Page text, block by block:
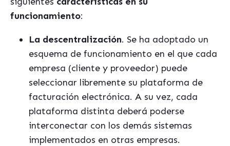
funcionamiento:
La descentralización. Se ha adoptado un
esquema de funcionamiento en el que cada
empresa (cliente y proveedor) puede
seleccionar libremente su plataforma de
facturación electrónica. A su vez, cada
plataforma distinta deberá poderse
interconectar con los demás sistemas
implementados en otras empresas.